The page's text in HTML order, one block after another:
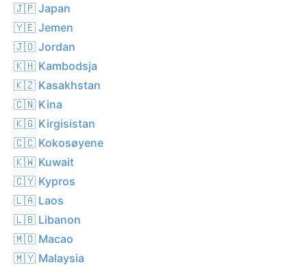
🇯🇵 Japan
🇾🇪 Jemen
🇯🇴 Jordan
🇰🇭 Kambodsja
🇰🇿 Kasakhstan
🇨🇳 Kina
🇰🇬 Kirgisistan
🇨🇨 Kokosøyene
🇰🇼 Kuwait
🇨🇾 Kypros
🇱🇦 Laos
🇱🇧 Libanon
🇲🇴 Macao
🇲🇾 Malaysia